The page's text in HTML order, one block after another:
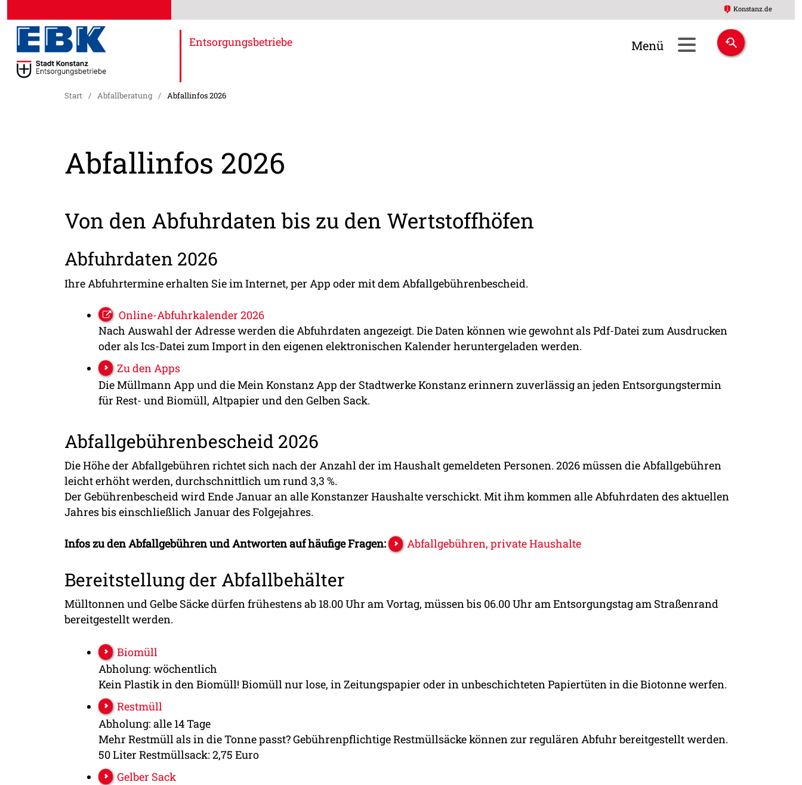
Konstanz.de
Entsorgungsbetriebe
Start / Abfallberatung / Abfallinfos 2026
Abfallinfos 2026
Von den Abfuhrdaten bis zu den Wertstoffhöfen
Abfuhrdaten 2026
Ihre Abfuhrtermine erhalten Sie im Internet, per App oder mit dem Abfallgebührenbescheid.
Online-Abfuhrkalender 2026
Nach Auswahl der Adresse werden die Abfuhrdaten angezeigt. Die Daten können wie gewohnt als Pdf-Datei zum Ausdrucken
oder als Ics-Datei zum Import in den eigenen elektronischen Kalender heruntergeladen werden.
Zu den Apps
Die Müllmann App und die Mein Konstanz App der Stadtwerke Konstanz erinnern zuverlässig an jeden Entsorgungstermin
für Rest- und Biomüll, Altpapier und den Gelben Sack.
Abfallgebührenbescheid 2026
Die Höhe der Abfallgebühren richtet sich nach der Anzahl der im Haushalt gemeldeten Personen. 2026 müssen die Abfallgebühren
leicht erhöht werden, durchschnittlich um rund 3,3 %.
Der Gebührenbescheid wird Ende Januar an alle Konstanzer Haushalte verschickt. Mit ihm kommen alle Abfuhrdaten des aktuellen
Jahres bis einschließlich Januar des Folgejahres.
Infos zu den Abfallgebührenund Antworten auf häufige Fragen: Abfallgebühren, private Haushalte
Bereitstellung der Abfallbehälter
Mülltonnen und Gelbe Säcke dürfen frühestens ab 18.00 Uhr am Vortag, müssen bis 06.00 Uhr am Entsorgungstag am Straßenrand
bereitgestellt werden.
Biomüll
Abholung: wöchentlich
Kein Plastik in den Biomüll! Biomüll nur lose, in Zeitungspapier oder in unbeschichteten Papiertüten in die Biotonne werfen.
Restmüll
Abholung: alle 14 Tage
Mehr Restmüll als in die Tonne passt? Gebührenpflichtige Restmüllsäcke können zur regulären Abfuhr bereitgestellt werden.
50 Liter Restmüllsack: 2,75 Euro
Gelber Sack